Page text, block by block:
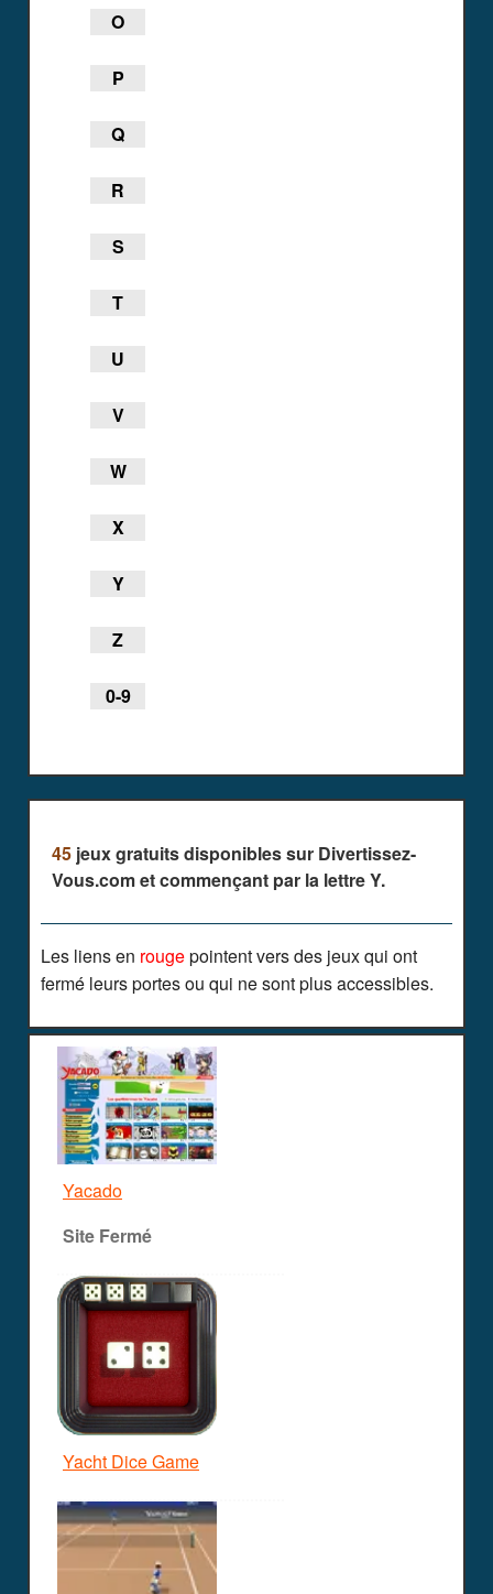
O
P
Q
R
S
T
U
V
W
X
Y
Z
0-9
45 jeux gratuits disponibles sur Divertissez-
Vous.com et commençant par la lettre Y.
Les liens en rougepointent vers des jeux qui ont
fermé leurs portes ou qui ne sont plus accessibles.
Yacado
Site Fermé
Yacht Dice Game